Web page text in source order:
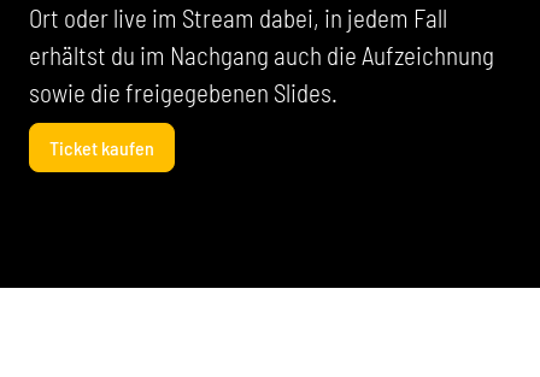
Ort oder live im Stream dabei, in jedem Fall
erhältst du im Nachgang auch die Aufzeichnung
sowie die freigegebenen Slides.
Ticket kaufen